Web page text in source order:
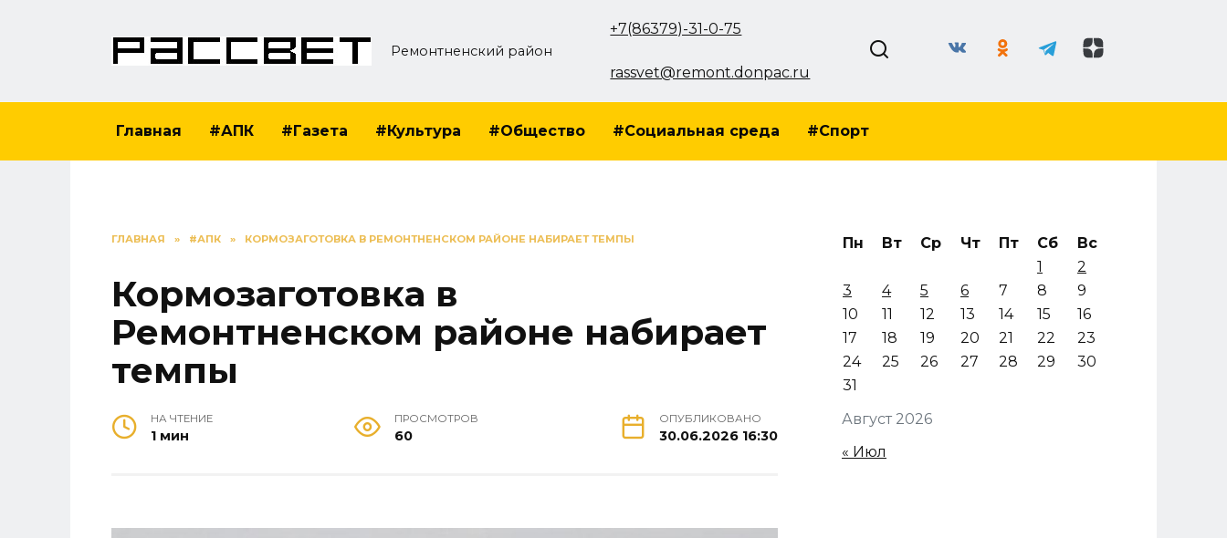
Ремонтненский район
+7(86379)-31-0-75
rassvet@remont.donpac.ru
Главная #АПК #Газета #Культура #Общество #Социальная среда #Спорт
ГЛАВНАЯ » #АПК » КОРМОЗАГОТОВКА В РЕМОНТНЕНСКОМ РАЙОНЕ НАБИРАЕТ ТЕМПЫ
Кормозаготовка в
Ремонтненском районе набирает
темпы
НА ЧТЕНИЕ
1 мин
ПРОСМОТРОВ
60
ОПУБЛИКОВАНО
30.06.2026 16:30
Август 2026
Пн Вт Ср Чт Пт Сб
Вс
1
2
3
4 5 6 7 8
9
10
11 12 13 14 15
16
17
18 19 20 21 22
23
24
25 26 27 28 29
30
31
« Июл